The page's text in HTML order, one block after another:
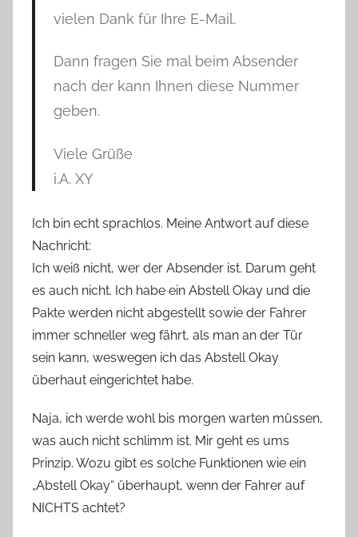
vielen Dank für Ihre E-Mail.
Dann fragen Sie mal beim Absender
nach der kann Ihnen diese Nummer
geben.
Viele Grüße
i.A. XY
Ich bin echt sprachlos. Meine Antwort auf diese
Nachricht:
Ich weiß nicht, wer der Absender ist. Darum geht
es auch nicht. Ich habe ein Abstell Okay und die
Pakte werden nicht abgestellt sowie der Fahrer
immer schneller weg fährt, als man an der Tür
sein kann, weswegen ich das Abstell Okay
überhaut eingerichtet habe.
Naja, ich werde wohl bis morgen warten müssen,
was auch nicht schlimm ist. Mir geht es ums
Prinzip. Wozu gibt es solche Funktionen wie ein
„Abstell Okay“ überhaupt, wenn der Fahrer auf
NICHTS achtet?